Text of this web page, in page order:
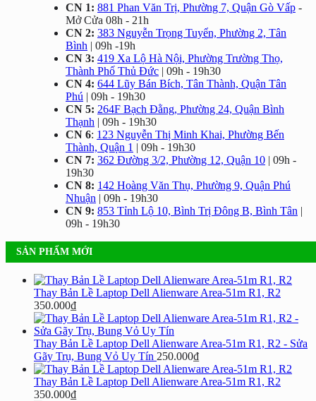
CN 1: 881 Phan Văn Trị, Phường 7, Quận Gò Vấp -
Mở Cửa 08h - 21h
CN 2: 383 Nguyễn Trọng Tuyển, Phường 2, Tân
Bình | 09h -19h
CN 3: 419 Xa Lộ Hà Nội, Phường Trường Thọ,
Thành Phố Thủ Đức | 09h - 19h30
CN 4: 644 Lũy Bán Bích, Tân Thành, Quận Tân
Phú | 09h - 19h30
CN 5: 264F Bạch Đằng, Phường 24, Quận Bình
Thạnh | 09h - 19h30
CN 6: 123 Nguyễn Thị Minh Khai, Phường Bến
Thành, Quận 1 | 09h - 19h30
CN 7: 362 Đường 3/2, Phường 12, Quận 10 | 09h -
19h30
CN 8: 142 Hoàng Văn Thụ, Phường 9, Quận Phú
Nhuận | 09h - 19h30
CN 9: 853 Tỉnh Lộ 10, Bình Trị Đông B, Bình Tân |
09h - 19h30
SẢN PHẨM MỚI
Thay Bản Lề Laptop Dell Alienware Area-51m R1, R2
350.000₫
Thay Bản Lề Laptop Dell Alienware Area-51m R1, R2 - Sửa
Gãy Trụ, Bung Vỏ Uy Tín 250.000₫
Thay Bản Lề Laptop Dell Alienware Area-51m R1, R2
350.000₫